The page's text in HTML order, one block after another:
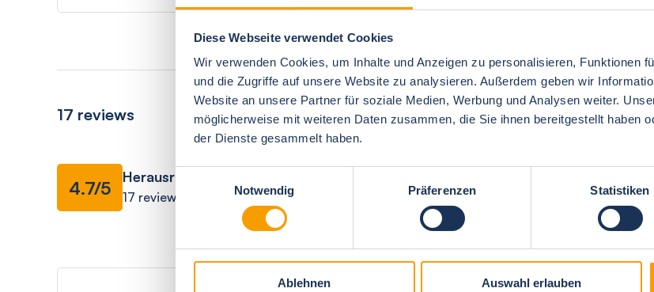
Diese Webseite verwendet Cookies
Wir verwenden Cookies, um Inhalte und Anzeigen zu personalisieren, Funktionen
und die Zugriffe auf unsere Website zu analysieren. Außerdem geben wir
Website an unsere Partner für soziale Medien, Werbung und Analysen weiter.
möglicherweise mit weiteren Daten zusammen, die Sie ihnen bereitgestellt haben
der Dienste gesammelt haben.
Notwendig
Präferenzen Statistiken
Ablehnen Auswahl erlauben
17 reviews
4.7/5
Herausragend
17 reviews overall impression 4.6recommendation